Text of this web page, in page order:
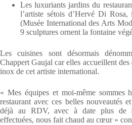
Les luxuriants jardins du
l’artiste sétois d’Hervé Di
(Musée International des Arts
9 sculptures ornent la fontaine
Les cuisines sont désormais
Chappert Gaujal car elles accueillent
inox de cet artiste international.
« Mes équipes et moi-même sommes
restaurant avec ces belles nouveautés
déjà au RDV, avec à date plus de
effectuées, nous fait chaud au cœur »